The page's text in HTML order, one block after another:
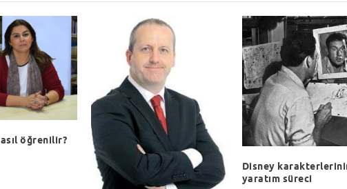
öğrenilir?
Disney
yaratım süreci